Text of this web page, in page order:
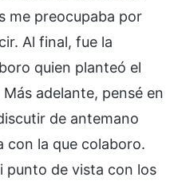
me preocupaba por
Al final, fue la
quien planteó el
adelante, pensé en
de antemano
con la que colaboro.
punto de vista con los